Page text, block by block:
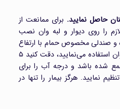
حاصل نمایید. برای ممانعت از
را روی دیوار و لبه وان نصب
و صندلی مخصوص حمام با ارتفاع
کافی استفاده نمایید. اگر از وان استفاده می‌نمایید، دقت کنید ۵
جمع شده باشد و درجه آب را برای
نمایید. هرگز بیمار را تنها در